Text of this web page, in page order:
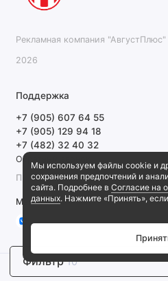
Фильтр 10
Мы используем файлы cookie и
сохранения предпочтений и
сайта. Подробнее в Согласие на
данных. Нажмите «Принять»,
Рекламная компания "АвгустПлюс"
2026
Поддержка
+7 (905) 607 64 55
+7 (905) 129 94 18
+7 (482) 32 40 32
Обратный звонок
ПН-ПТ 9:00-18:00 СБ, ВС выходной
Мы в сети